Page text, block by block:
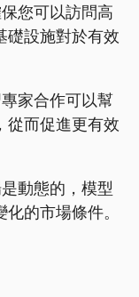
您可以訪問高
礎設施對於有效
家合作可以幫
從而促進更有效
動態的，模型
的市場條件。